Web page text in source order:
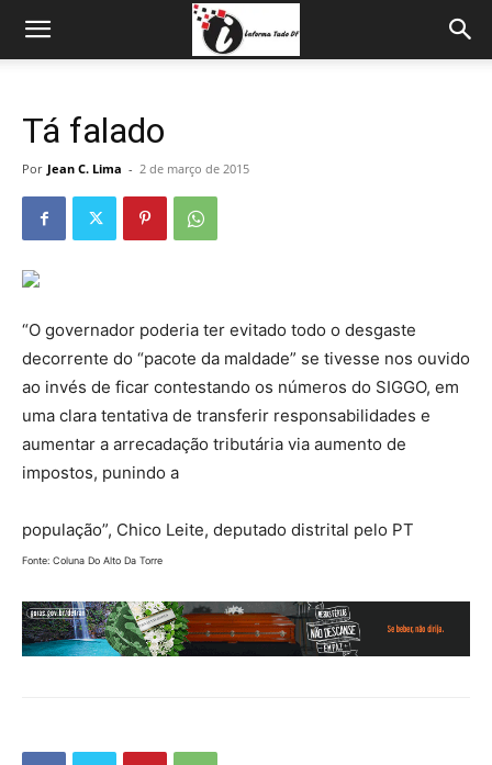
Tá falado
Por Jean C. Lima - 2 de março de 2015
“O governador poderia ter evitado todo o desgaste
decorrente do “pacote da maldade” se tivesse nos ouvido
ao invés de ficar contestando os números do SIGGO, em
uma clara tentativa de transferir responsabilidades e
aumentar a arrecadação tributária via aumento de
impostos, punindo a
população”, Chico Leite, deputado distrital pelo PT
Fonte: Coluna Do Alto Da Torre